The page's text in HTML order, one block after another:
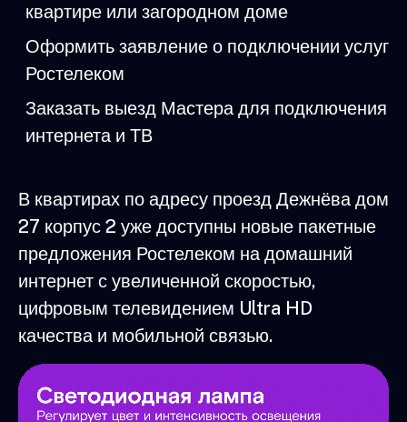
квартире или загородном доме
Оформить заявление о подключении услуг
Ростелеком
Заказать выезд Мастера для подключения
интернета и ТВ
В квартирах по адресу проезд Дежнёва дом
27 корпус 2 уже доступны новые пакетные
предложения Ростелеком на домашний
интернет с увеличенной скоростью,
цифровым телевидением Ultra HD
качества и мобильной связью.